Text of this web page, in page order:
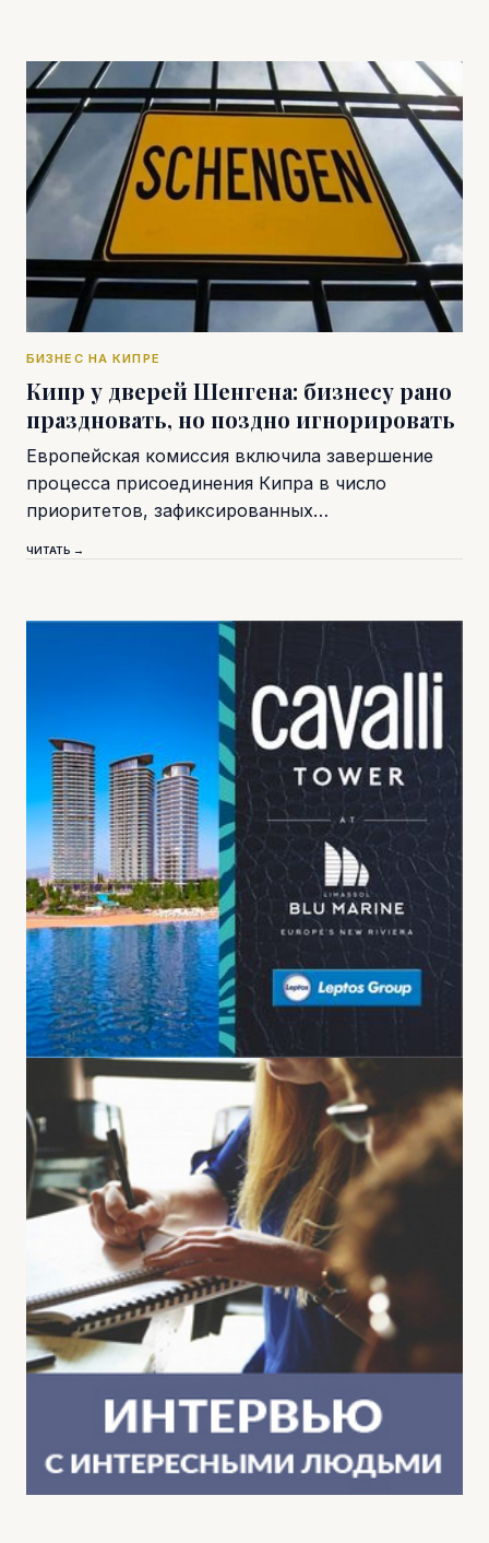
БИЗНЕС НА КИПРЕ
Кипр у дверей Шенгена: бизнесу рано
праздновать, но поздно игнорировать
Европейская комиссия включила завершение
процесса присоединения Кипра в число
приоритетов, зафиксированных…
ЧИТАТЬ →